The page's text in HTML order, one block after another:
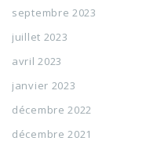
septembre 2023
juillet 2023
avril 2023
janvier 2023
décembre 2022
décembre 2021